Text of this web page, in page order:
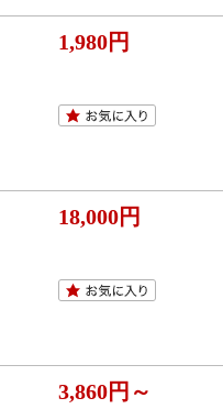
1,980円
18,000円
3,860円～